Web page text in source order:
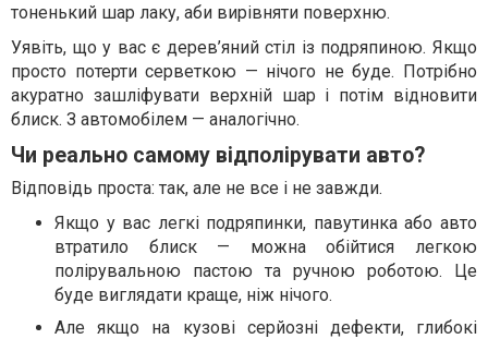
тоненький шар лаку, аби вирівняти поверхню.
Уявіть, що у вас є дерев’яний стіл із подряпиною. Якщо
просто потерти серветкою — нічого не буде. Потрібно
акуратно зашліфувати верхній шар і потім відновити
блиск. З автомобілем — аналогічно.
Чи реально самому відполірувати авто?
Відповідь проста: так, але не все і не завжди.
Якщо у вас легкі подряпинки, павутинка або авто
втратило блиск — можна обійтися легкою
полірувальною пастою та ручною роботою. Це
буде виглядати краще, ніж нічого.
Але якщо на кузові серйозні дефекти, глибокі